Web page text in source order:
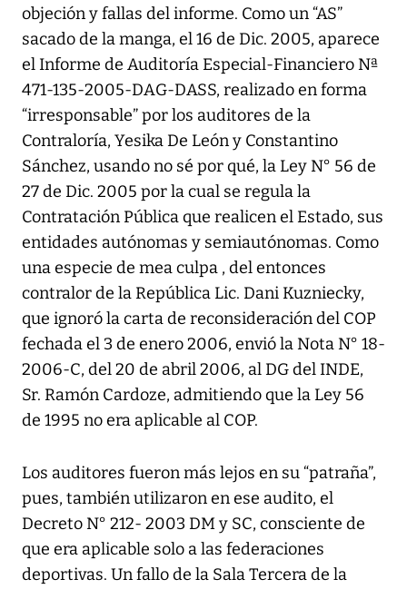
objeción y fallas del informe. Como un “AS”
sacado de la manga, el 16 de Dic. 2005, aparece
el Informe de Auditoría Especial-Financiero Nª
471-135-2005-DAG-DASS, realizado en forma
“irresponsable” por los auditores de la
Contraloría, Yesika De León y Constantino
Sánchez, usando no sé por qué, la Ley N° 56 de
27 de Dic. 2005 por la cual se regula la
Contratación Pública que realicen el Estado, sus
entidades autónomas y semiautónomas. Como
una especie de mea culpa , del entonces
contralor de la República Lic. Dani Kuzniecky,
que ignoró la carta de reconsideración del COP
fechada el 3 de enero 2006, envió la Nota N° 18-
2006-C, del 20 de abril 2006, al DG del INDE,
Sr. Ramón Cardoze, admitiendo que la Ley 56
de 1995 no era aplicable al COP.
Los auditores fueron más lejos en su “patraña”,
pues, también utilizaron en ese audito, el
Decreto N° 212- 2003 DM y SC, consciente de
que era aplicable solo a las federaciones
deportivas. Un fallo de la Sala Tercera de la